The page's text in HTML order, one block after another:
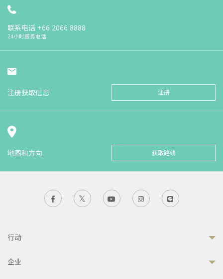
联系电话 +66 2066 8888
24小时服务电话
注册获取信息 注册
地图和方向 获取路线
行动
企业